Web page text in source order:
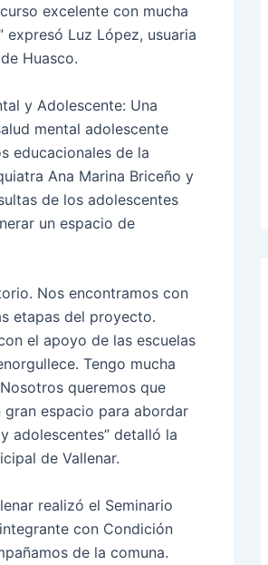
excelente con mucha
Luz López, usuaria
Huasco.
y Adolescente: Una
mental adolescente
educacionales de la
Ana Marina Briceño y
de los adolescentes
un espacio de
Nos encontramos con
etapas del proyecto.
el apoyo de las escuelas
Tengo mucha
queremos que
espacio para abordar
adolescentes” detalló la
de Vallenar.
realizó el Seminario
con Condición
de la comuna.